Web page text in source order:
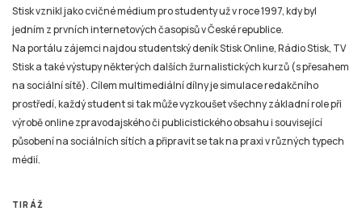
Stisk vznikl jako cvičné médium pro studenty už v roce 1997, kdy byl
jedním z prvních internetových časopisů v České republice.
Na portálu zájemci najdou studentský deník Stisk Online, Rádio Stisk, TV
Stisk a také výstupy některých dalších žurnalistických kurzů (s přesahem
na sociální sítě). Cílem multimediální dílny je simulace redakčního
prostředí, každý student si tak může vyzkoušet všechny základní role při
výrobě online zpravodajského či publicistického obsahu i související
působení na sociálních sítích a připravit se tak na praxi v různých typech
médií.
TIRÁŽ